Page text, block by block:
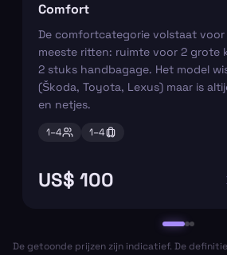
Comfort
De comfortcategorie volstaat voor
meeste ritten: ruimte voor 2 grote
2 stuks handbagage. Het model
(Škoda, Toyota, Lexus) maar is
en netjes.
1–4 1–4
US$ 100
De getoonde prijzen zijn indicatief. De